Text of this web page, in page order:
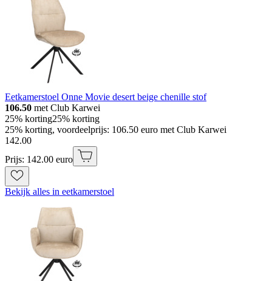
Eetkamerstoel Onne Movie desert beige chenille stof
106.50 met Club Karwei
25% korting25% korting
25% korting, voordeelprijs: 106.50 euro met Club Karwei
142.00
Prijs: 142.00 euro
Bekijk alles in eetkamerstoel